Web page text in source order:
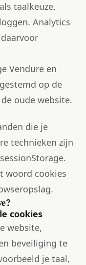
taalkeuze,
Analytics
Vendure en
op de
oude website.
die je
technieken zijn
woord cookies
cookies
website,
beveiliging te
je taal,